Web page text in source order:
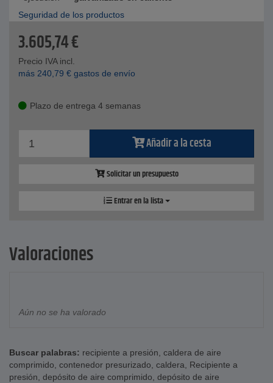
Seguridad de los productos
3.605,74€
Precio IVA incl.
más 240,79 € gastos de envío
Plazo de entrega 4 semanas
Añadir a la cesta
Solicitar un presupuesto
Entrar en la lista
Valoraciones
Aún no se ha valorado
Buscar palabras: recipiente a presión, caldera de aire
comprimido, contenedor presurizado, caldera, Recipiente a
presión, depósito de aire comprimido, depósito de aire